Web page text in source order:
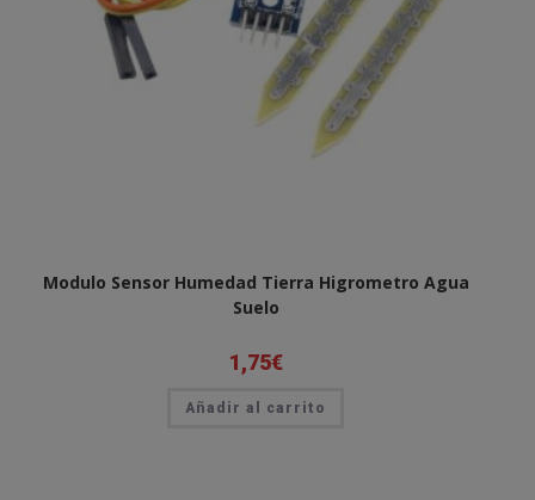
Modulo Sensor Humedad Tierra Higrometro Agua
Suelo
1,75€
Añadir al carrito